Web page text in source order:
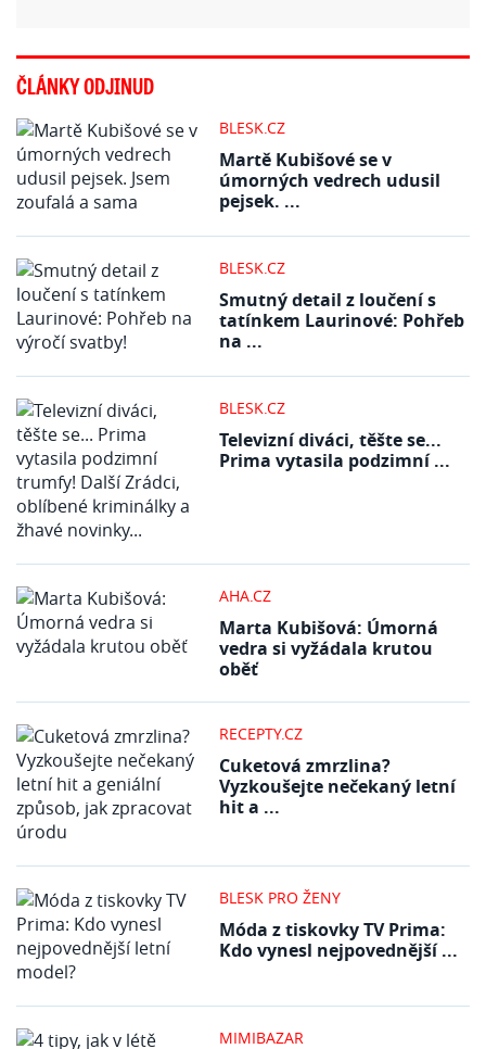
ČLÁNKY ODJINUD
BLESK.CZ
Martě Kubišové se v
úmorných vedrech udusil
pejsek. ...
BLESK.CZ
Smutný detail z loučení s
tatínkem Laurinové: Pohřeb
na ...
BLESK.CZ
Televizní diváci, těšte se...
Prima vytasila podzimní ...
AHA.CZ
Marta Kubišová: Úmorná
vedra si vyžádala krutou
oběť
RECEPTY.CZ
Cuketová zmrzlina?
Vyzkoušejte nečekaný letní
hit a ...
BLESK PRO ŽENY
Móda z tiskovky TV Prima:
Kdo vynesl nejpovednější ...
MIMIBAZAR